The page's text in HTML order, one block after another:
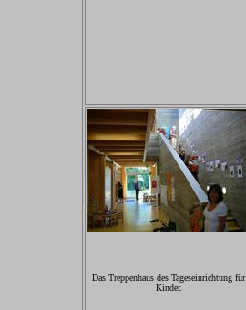
Das Treppenhaus des Tageseinrichtung für
Kinder.